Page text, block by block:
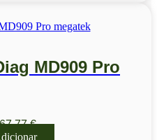
MD909 Pro
€